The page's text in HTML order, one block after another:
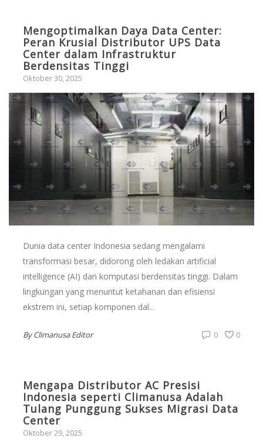
Mengoptimalkan Daya Data Center:
Peran Krusial Distributor UPS Data
Center dalam Infrastruktur
Berdensitas Tinggi
Oktober 30, 2025
Dunia data center Indonesia sedang mengalami
transformasi besar, didorong oleh ledakan artificial
intelligence (AI) dan komputasi berdensitas tinggi. Dalam
lingkungan yang menuntut ketahanan dan efisiensi
ekstrem ini, setiap komponen dal...
ByClimanusa Editor 0
0
Mengapa Distributor AC Presisi
Indonesia seperti Climanusa Adalah
Tulang Punggung Sukses Migrasi Data
Center
Oktober 29, 2025